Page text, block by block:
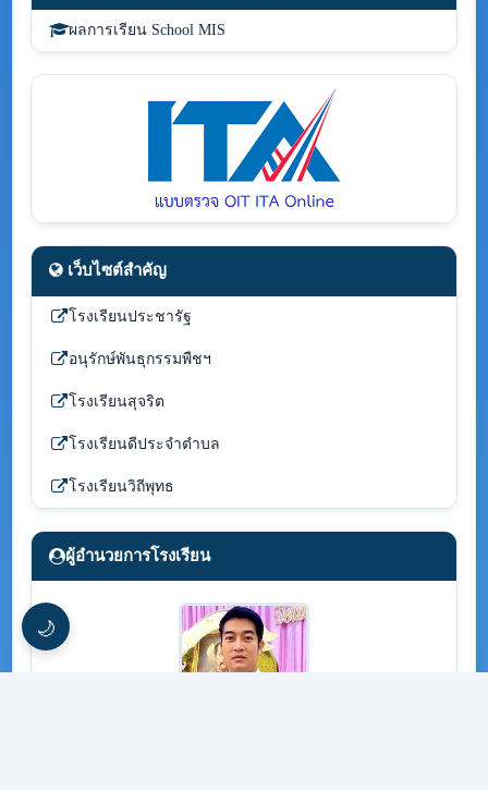
ผลการเรียน School MIS
เว็บไซต์สำคัญ
โรงเรียนประชารัฐ
อนุรักษ์พันธุกรรมพืชฯ
โรงเรียนสุจริต
โรงเรียนดีประจำตำบล
โรงเรียนวิถีพุทธ
ผู้อำนวยการโรงเรียน
🌙